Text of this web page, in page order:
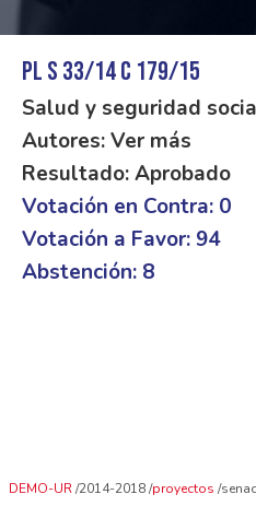
PL S 33/14 C 179/15
Salud y seguridad
Autores: Ver más
Resultado: Aprobado
Votación en Contra: 0
Votación a Favor: 94
Abstención: 8
DEMO-UR 2014-2018 proyectos